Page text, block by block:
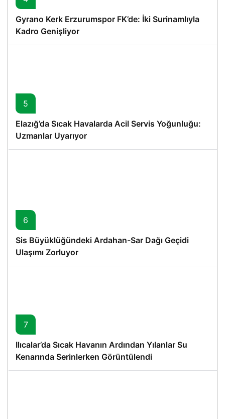
Gyrano Kerk Erzurumspor FK’de: İki Surinamlıyla
Kadro Genişliyor
5
Elazığ’da Sıcak Havalarda Acil Servis Yoğunluğu:
Uzmanlar Uyarıyor
6
Sis Büyüklüğündeki Ardahan-Sar Dağı Geçidi
Ulaşımı Zorluyor
7
Ilıcalar’da Sıcak Havanın Ardından Yılanlar Su
Kenarında Serinlerken Görüntülendi